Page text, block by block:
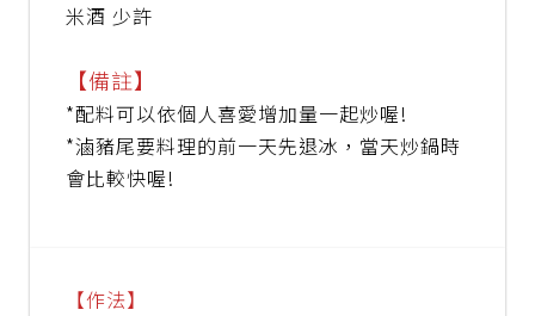
米酒 少許
【備註】
*配料可以依個人喜愛增加量一起炒喔!
*滷豬尾要料理的前一天先退冰，當天炒鍋時
會比較快喔!
【作法】